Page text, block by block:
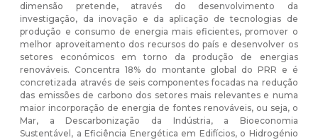
dimensão pretende, através do desenvolvimento da
investigação, da inovação e da aplicação de tecnologias de
produção e consumo de energia mais eficientes, promover o
melhor aproveitamento dos recursos do país e desenvolver os
setores económicos em torno da produção de energias
renováveis. Concentra 18% do montante global do PRR e é
concretizada através de seis componentes focadas na redução
das emissões de carbono dos setores mais relevantes e numa
maior incorporação de energia de fontes renováveis, ou seja, o
Mar, a Descarbonização da Indústria, a Bioeconomia
Sustentável, a Eficiência Energética em Edifícios, o Hidrogénio